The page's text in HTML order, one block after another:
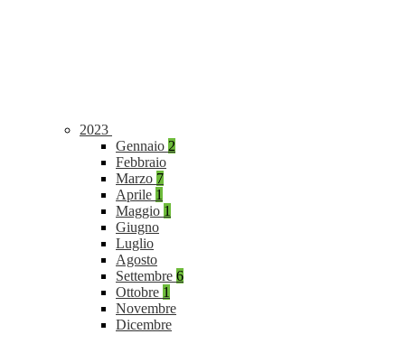
2023
Gennaio 2
Febbraio
Marzo 7
Aprile 1
Maggio 1
Giugno
Luglio
Agosto
Settembre 6
Ottobre 1
Novembre
Dicembre